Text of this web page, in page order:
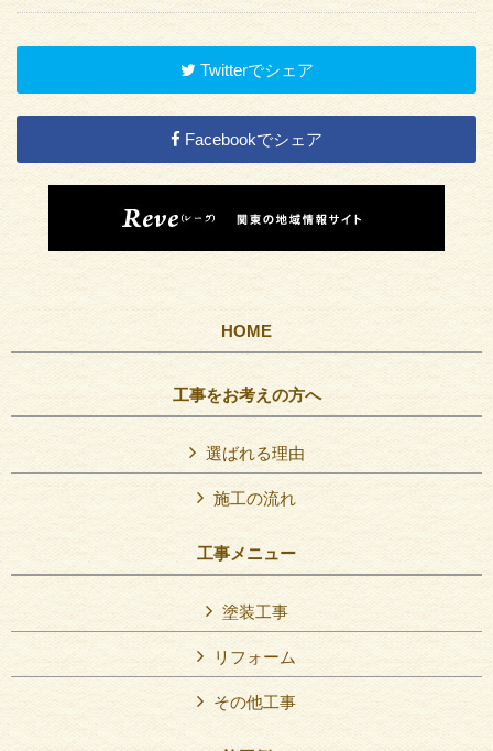
Twitterでシェア
Facebookでシェア
HOME
工事をお考えの方へ
選ばれる理由
施工の流れ
工事メニュー
塗装工事
リフォーム
その他工事